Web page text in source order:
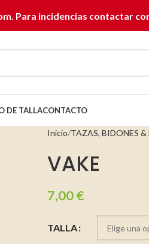
Para incidencias contactar
DE TALLACONTACTO
Inicio TAZAS, BIDONES &
VAKE
7,00€
TALLA